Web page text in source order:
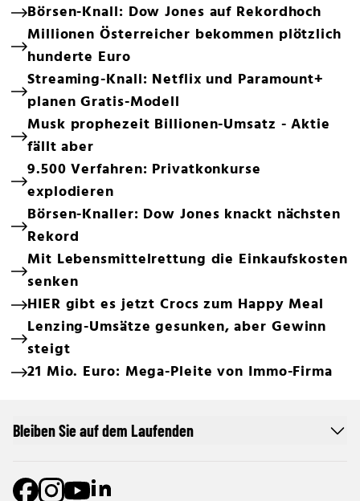
Börsen-Knall: Dow Jones auf Rekordhoch
Millionen Österreicher bekommen plötzlich
hunderte Euro
Streaming-Knall: Netflix und Paramount+
planen Gratis-Modell
Musk prophezeit Billionen-Umsatz - Aktie
fällt aber
9.500 Verfahren: Privatkonkurse
explodieren
Börsen-Knaller: Dow Jones knackt nächsten
Rekord
Mit Lebensmittelrettung die Einkaufskosten
senken
HIER gibt es jetzt Crocs zum Happy Meal
Lenzing-Umsätze gesunken, aber Gewinn
steigt
21 Mio. Euro: Mega-Pleite von Immo-Firma
Bleiben Sie auf dem Laufenden